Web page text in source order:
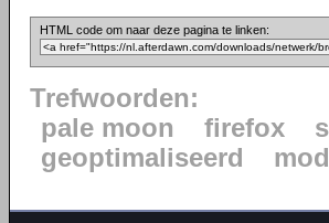
HTML code om naar deze pagina te linken:
Trefwoorden:
pale moon
firefox
geoptimaliseerd